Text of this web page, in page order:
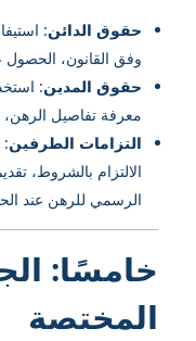
حقوق الدائن:
وفق القانون، الحصول
حقوق المدين:
معرفة تفاصيل الرهن،
التزامات الطرفين:
الالتزام بالشروط،
الرسمي للرهن عند
خامسًا:
المختصة